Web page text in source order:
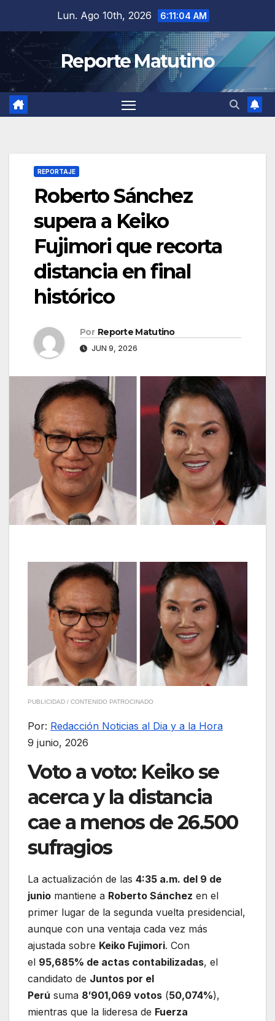
contenido
Lun. Ago 10th, 2026 6:11:05 AM
Reporte Matutino
REPORTAJE
Roberto Sánchez
supera a Keiko
Fujimori que recorta
distancia en final
histórico
Por Reporte Matutino
JUN 9, 2026
PUBLICIDAD / CONTENIDO PATROCINADO
Por: Redacción Noticias al Dia y a la Hora
9 junio, 2026
Voto a voto: Keiko se
acerca y la distancia
cae a menos de 26.500
sufragios
La actualización de las 4:35 a.m. del 9 de
junio mantiene a Roberto Sánchez en el
primer lugar de la segunda vuelta presidencial,
aunque con una ventaja cada vez más
ajustada sobre Keiko Fujimori. Con
el 95,685% de actas contabilizadas, el
candidato de Juntos por el
Perú suma 8′901,069 votos (50,074%),
mientras que la lideresa de Fuerza